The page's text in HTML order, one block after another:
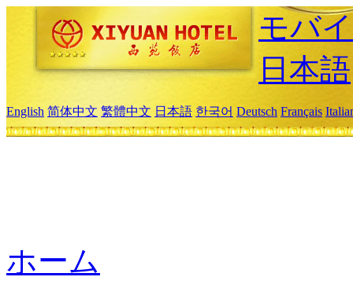
モバ
日本語
English 简体中文 繁體中文 日本語 한국어 Deutsch Français
ホーム